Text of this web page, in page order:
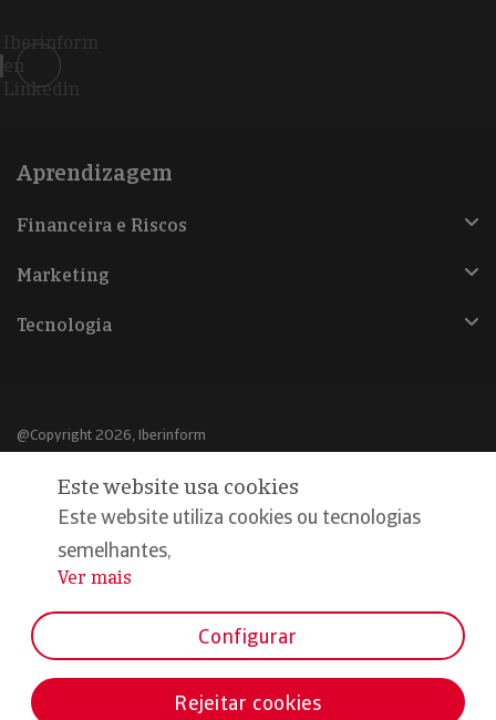
Iberinform
en
Linkedin
Aprendizagem
Financeira e Riscos
Marketing
Tecnologia
@Copyright 2026, Iberinform
Aviso legal
Política de cookies
Declaração de privacidade
Este website usa cookies
Este website utiliza cookies ou tecnologias
semelhantes,
...
Ver mais
Configurar
Rejeitar cookies